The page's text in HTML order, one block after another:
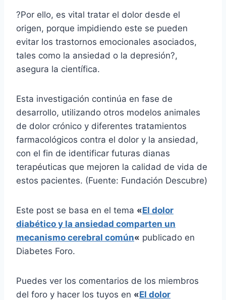
?Por ello, es vital tratar el dolor desde el
origen, porque impidiendo este se pueden
evitar los trastornos emocionales asociados,
tales como la ansiedad o la depresión?,
asegura la científica.
Esta investigación continúa en fase de
desarrollo, utilizando otros modelos animales
de dolor crónico y diferentes tratamientos
farmacológicos contra el dolor y la ansiedad,
con el fin de identificar futuras dianas
terapéuticas que mejoren la calidad de vida de
estos pacientes. (Fuente: Fundación Descubre)
Este post se basa en el tema «El dolor
diabético y la ansiedad comparten un
mecanismo cerebral común« publicado en
Diabetes Foro.
Puedes ver los comentarios de los miembros
del foro y hacer los tuyos en «El dolor